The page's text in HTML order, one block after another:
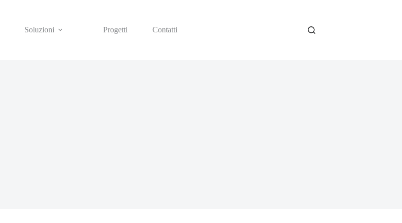
Soluzioni Progetti Contatti